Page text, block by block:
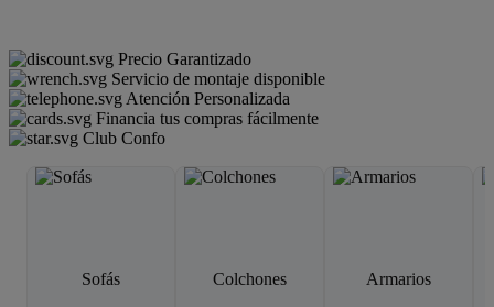
Precio Garantizado
Servicio de montaje disponible
Atención Personalizada
Financia tus compras fácilmente
Club Confo
Sofás Colchones Armarios